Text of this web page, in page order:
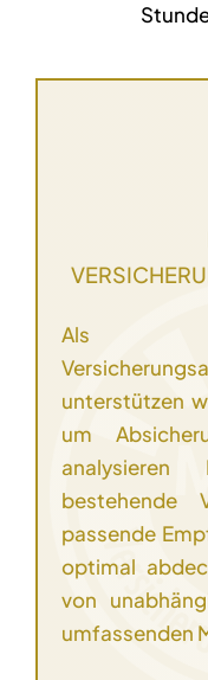
Als
unterstützen
um
bestehende
passende
optimal
von
umfassenden